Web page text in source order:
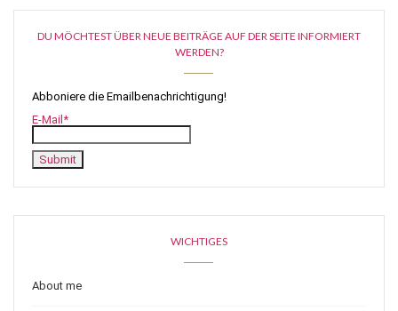
DU MÖCHTEST ÜBER NEUE BEITRÄGE AUF DER SEITE INFORMIERT
WERDEN?
Abboniere die Emailbenachrichtigung!
E-Mail*
WICHTIGES
About me